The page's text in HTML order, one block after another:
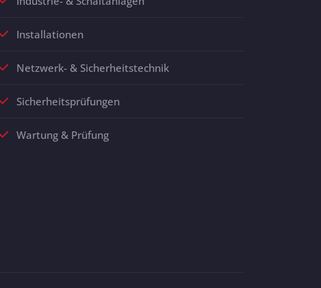
Installationen
Netzwerk- & Sicherheitstechnik
Sicherheitsprüfungen
Wartung & Prüfung